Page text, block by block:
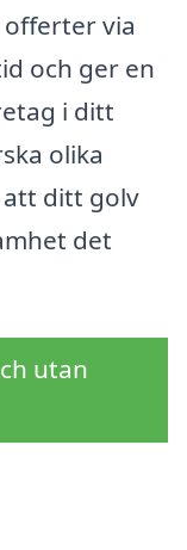
offerter via
och ger en
i ditt
olika
ditt golv
det
utan